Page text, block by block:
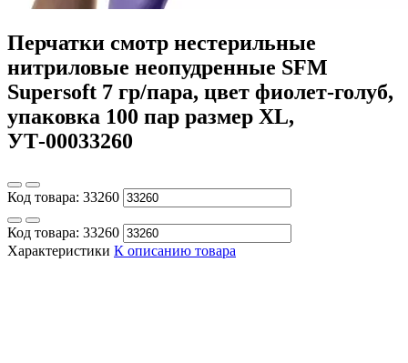
Перчатки смотр нестерильные
нитриловые неопудренные SFM
Supersoft 7 гр/пара, цвет фиолет-голуб,
упаковка 100 пар размер XL,
УТ-00033260
Код товара: 33260
Код товара: 33260
Характеристики К описанию товара